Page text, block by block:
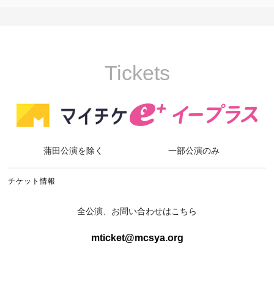
Tickets
蒲田公演を除く 一部公演のみ
チケット情報
全公演、お問い合わせはこちら
mticket@mcsya.org